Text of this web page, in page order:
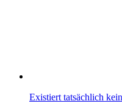
Existiert tatsächlich